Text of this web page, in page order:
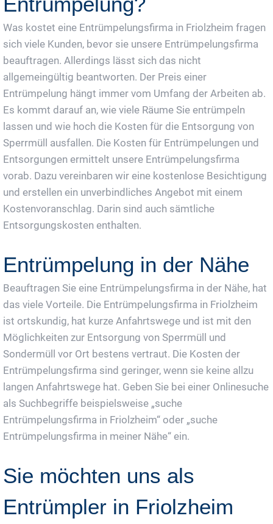
Was kostet eine Entrümpelungsfirma in Friolzheim fragen
sich viele Kunden, bevor sie unsere Entrümpelungsfirma
beauftragen. Allerdings lässt sich das nicht
allgemeingültig beantworten. Der Preis einer
Entrümpelung hängt immer vom Umfang der Arbeiten ab.
Es kommt darauf an, wie viele Räume Sie entrümpeln
lassen und wie hoch die Kosten für die Entsorgung von
Sperrmüll ausfallen. Die Kosten für Entrümpelungen und
Entsorgungen ermittelt unsere Entrümpelungsfirma
vorab. Dazu vereinbaren wir eine kostenlose Besichtigung
und erstellen ein unverbindliches Angebot mit einem
Kostenvoranschlag. Darin sind auch sämtliche
Entsorgungskosten enthalten.
Entrümpelung in der Nähe
Beauftragen Sie eine Entrümpelungsfirma in der Nähe, hat
das viele Vorteile. Die Entrümpelungsfirma in Friolzheim
ist ortskundig, hat kurze Anfahrtswege und ist mit den
Möglichkeiten zur Entsorgung von Sperrmüll und
Sondermüll vor Ort bestens vertraut. Die Kosten der
Entrümpelungsfirma sind geringer, wenn sie keine allzu
langen Anfahrtswege hat. Geben Sie bei einer Onlinesuche
als Suchbegriffe beispielsweise „suche
Entrümpelungsfirma in Friolzheim“ oder „suche
Entrümpelungsfirma in meiner Nähe“ ein.
Sie möchten uns als
Entrümpler in Friolzheim